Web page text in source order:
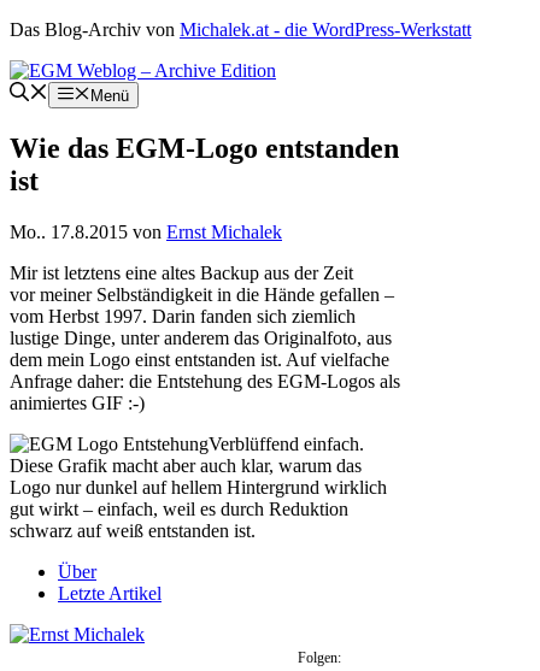
Zum
springen
Das Blog-Archiv von Michalek.at - die WordPress-Werkstatt
Menü
Wie das EGM-Logo entstanden
ist
Mo.. 17.8.2015 von Ernst Michalek
Mir ist letztens eine altes Backup aus der Zeit
vor meiner Selbständigkeit in die Hände gefallen –
vom Herbst 1997. Darin fanden sich ziemlich
lustige Dinge, unter anderem das Originalfoto, aus
dem mein Logo einst entstanden ist. Auf vielfache
Anfrage daher: die Entstehung des EGM-Logos als
animiertes GIF :-)
Verblüffend einfach.
Diese Grafik macht aber auch klar, warum das
Logo nur dunkel auf hellem Hintergrund wirklich
gut wirkt – einfach, weil es durch Reduktion
schwarz auf weiß entstanden ist.
Über
Letzte Artikel
Folgen: